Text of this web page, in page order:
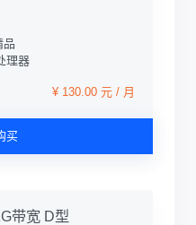
品
理器
¥ 130.00 元 / 月
买
带宽 D型